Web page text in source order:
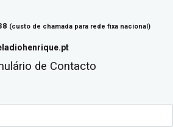
(custo de chamada para rede fixa nacional)
de Contacto